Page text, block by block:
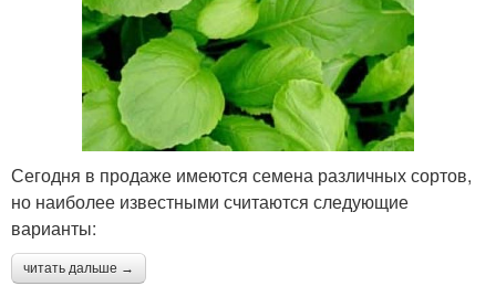
Сегодня в продаже имеются семена различных сортов,
но наиболее известными считаются следующие
варианты:
читать дальше →